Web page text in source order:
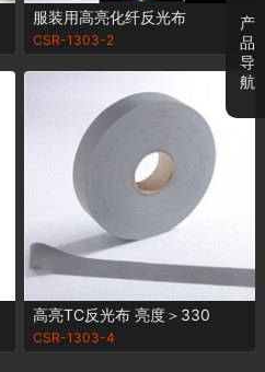
服装用高亮化纤反光布
CSR-1303-2
高亮TC反光布 亮度＞330
CSR-1303-4
产
品
导
航